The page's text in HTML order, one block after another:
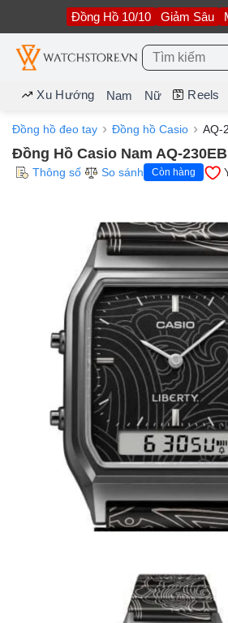
nội
dung
Đồng Hồ 10/10 Giảm Sâu
Tìm
kiếm:
Xu Hướng Nam Nữ Reels
Đồng hồ đeo tay Đồng hồ Casio AQ-
Đồng Hồ Casio Nam AQ-
Thông số So sánh Còn hàng